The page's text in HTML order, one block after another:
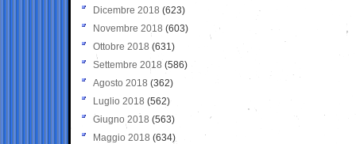
Dicembre 2018 (623)
Novembre 2018 (603)
Ottobre 2018 (631)
Settembre 2018 (586)
Agosto 2018 (362)
Luglio 2018 (562)
Giugno 2018 (563)
Maggio 2018 (634)